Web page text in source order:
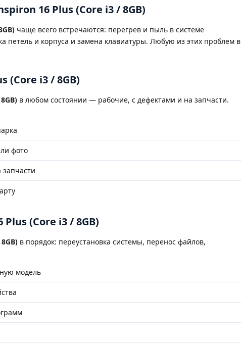
16 Plus (Core i3 / 8GB)
чаще всего встречаются: перегрев и пыль в системе
петель и корпуса и замена клавиатуры. Любую из этих проблем в
(Core i3 / 8GB)
в любом состоянии — рабочие, с дефектами и на запчасти.
фото
(Core i3 / 8GB)
в порядок: переустановка системы, перенос файлов,
модель